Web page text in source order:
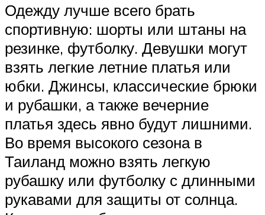
Одежду лучше всего брать
спортивную: шорты или штаны на
резинке, футболку. Девушки могут
взять легкие летние платья или
юбки. Джинсы, классические брюки
и рубашки, а также вечерние
платья здесь явно будут лишними.
Во время высокого сезона в
Таиланд можно взять легкую
рубашку или футболку с длинными
рукавами для защиты от солнца.